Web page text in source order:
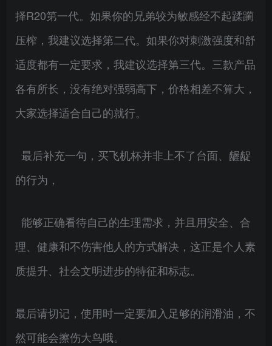
择R20第一代。如果你的兄弟较为敏感经不起蹂躏
压榨，我建议选择第二代。如果你对刺激强度和舒
适度都有一定要求，我建议选择第三代。三款产品
各有所长，没有绝对强弱高下，价格相差不算大，
大家选择适合自己的就行。
最后补充一句，买飞机杯并非上不了台面、龌龊
的行为，
能够正确看待自己的生理需求，并且用安全、合
理、健康和不伤害他人的方式解决，这正是个人素
质提升、社会文明进步的特征和标志。
最后请切记，使用时一定要加入足够的润滑油，不
然可能会擦伤大鸟哦。